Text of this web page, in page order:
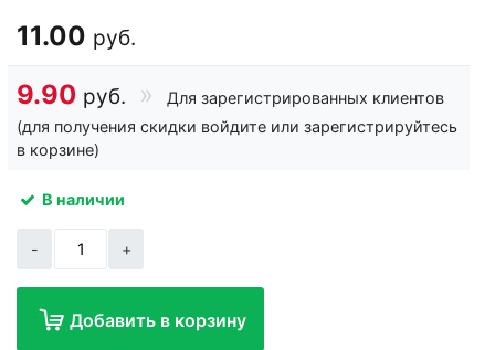
11.00 руб.
9.90 руб.
Для зарегистрированных клиентов
(для получения скидки войдите или зарегистрируйтесь
в корзине)
В наличии
- +
Добавить в корзину